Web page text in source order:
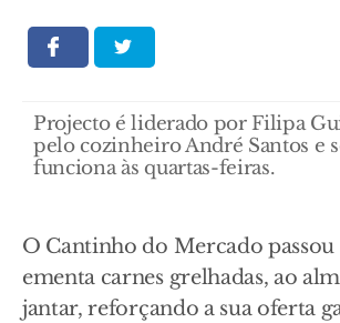
Projecto é liderado por Filipa
pelo cozinheiro André Santos e
funciona às quartas-feiras.
O Cantinho do Mercado passou
ementa carnes grelhadas, ao
jantar, reforçando a sua oferta